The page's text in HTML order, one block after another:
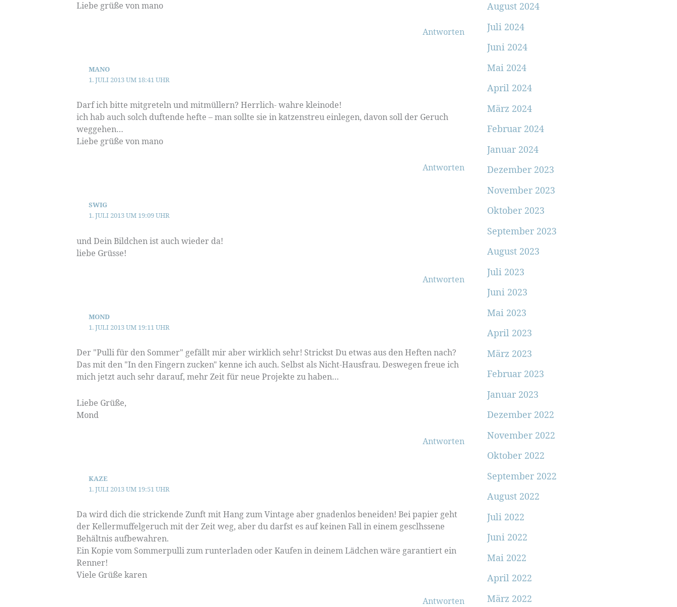
Liebe grüße von mano
Antworten
MANO
1. JULI 2013 UM 18:41 UHR
Darf ich bitte mitgreteln und mitmüllern? Herrlich- wahre kleinode!
ich hab auch solch duftende hefte – man sollte sie in katzenstreu einlegen, davon soll der Geruch
weggehen…
Liebe grüße von mano
Antworten
SWIG
1. JULI 2013 UM 19:09 UHR
und Dein Bildchen ist auch wieder da!
liebe Grüsse!
Antworten
MOND
1. JULI 2013 UM 19:11 UHR
Der "Pulli für den Sommer" gefällt mir aber wirklich sehr! Strickst Du etwas aus den Heften nach?
Das mit den "In den Fingern zucken" kenne ich auch. Selbst als Nicht-Hausfrau. Deswegen freue ich
mich jetzt auch sehr darauf, mehr Zeit für neue Projekte zu haben…
Liebe Grüße,
Mond
Antworten
KAZE
1. JULI 2013 UM 19:51 UHR
Da wird dich die strickende Zunft mit Hang zum Vintage aber gnadenlos beneiden! Bei papier geht
der Kellermuffelgeruch mit der Zeit weg, aber du darfst es auf keinen Fall in einem gesclhssene
Behältnis aufbewahren.
Ein Kopie vom Sommerpulli zum runterladen oder Kaufen in deinem Lädchen wäre garantiert ein
Renner!
Viele Grüße karen
Antworten
August 2024
Juli 2024
Juni 2024
Mai 2024
April 2024
März 2024
Februar 2024
Januar 2024
Dezember 2023
November 2023
Oktober 2023
September 2023
August 2023
Juli 2023
Juni 2023
Mai 2023
April 2023
März 2023
Februar 2023
Januar 2023
Dezember 2022
November 2022
Oktober 2022
September 2022
August 2022
Juli 2022
Juni 2022
Mai 2022
April 2022
März 2022